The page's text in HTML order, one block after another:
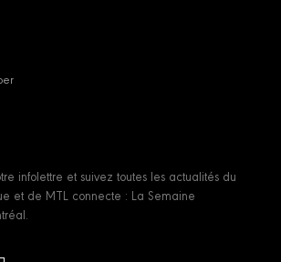
infolettre et suivez toutes les actualités du
et de MTL connecte : La Semaine